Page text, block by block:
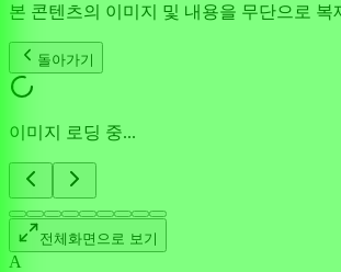
본 콘텐츠의 이미지 및 내용을 무단으로
돌아가기
이미지 로딩 중...
전체화면으로 보기
A